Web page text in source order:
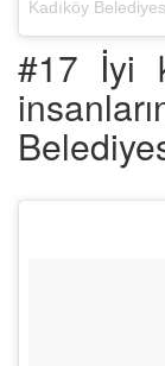
#17 İyi